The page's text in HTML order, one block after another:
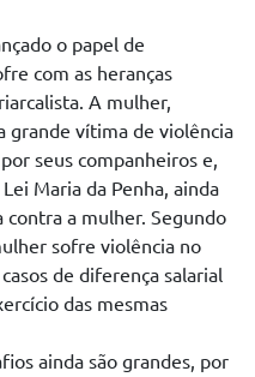
o papel de
com as heranças
A mulher,
grande vítima de violência
seus companheiros e,
Maria da Penha, ainda
contra a mulher. Segundo
sofre violência no
de diferença salarial
das mesmas
ainda são grandes, por